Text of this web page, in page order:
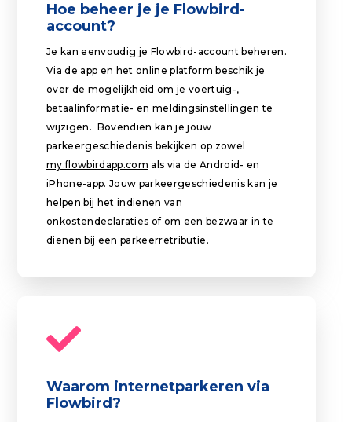
Hoe beheer je je Flowbird-
account?
Je kan eenvoudig je Flowbird-account beheren.
Via de app en het online platform beschik je
over de mogelijkheid om je voertuig-,
betaalinformatie- en meldingsinstellingen te
wijzigen. Bovendien kan je jouw
parkeergeschiedenis bekijken op zowel
my.flowbirdapp.com als via de Android- en
iPhone-app. Jouw parkeergeschiedenis kan je
helpen bij het indienen van
onkostendeclaraties of om een bezwaar in te
dienen bij een parkeerretributie.
Waarom internetparkeren via
Flowbird?